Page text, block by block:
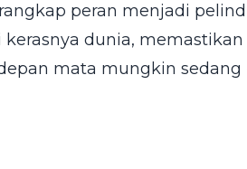
peran menjadi
dunia,
mata mungkin sedang